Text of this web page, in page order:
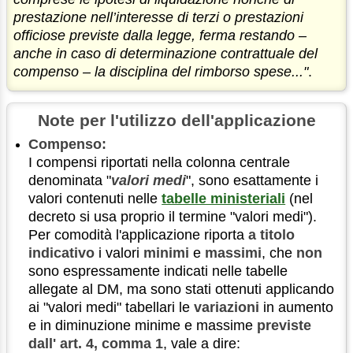
prestazione nell’interesse di terzi o prestazioni
officiose previste dalla legge, ferma restando –
anche in caso di determinazione contrattuale del
compenso – la disciplina del rimborso spese...".
Note per l'utilizzo dell'applicazione
Compenso:
I compensi riportati nella colonna centrale
denominata "valori medi", sono esattamente i
valori contenuti nelletabelle ministeriali (nel
decreto si usa proprio il termine "valori medi").
Per comodità l'applicazione riportaa titolo
indicativo i valori minimi e massimi, che non
sono espressamente indicati nelle tabelle
allegate al DM, ma sono stati ottenuti applicando
ai "valori medi" tabellari levariazioni in aumento
e in diminuzione minime e massime previste
dall' art. 4, comma 1, vale a dire: